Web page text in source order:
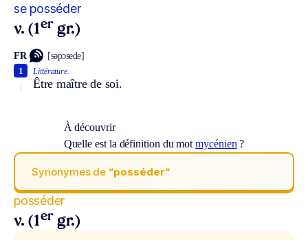
se posséder
v. (1er gr.)
FR [səpɔsede]
Littérature.
Être maître de soi.
1
À découvrir
Quelle est la définition du motmycénien ?
Synonymes de “posséder“
posséder
v. (1er gr.)